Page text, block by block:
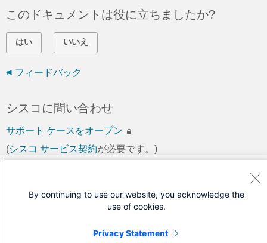
このドキュメントは役に立ちましたか?
はい いいえ
フィードバック
シスコに問い合わせ
サポート ケースをオープン
(シスコ サービス契約が必要です。)
By continuing to use our website, you acknowledge the
use of cookies.
Privacy Statement